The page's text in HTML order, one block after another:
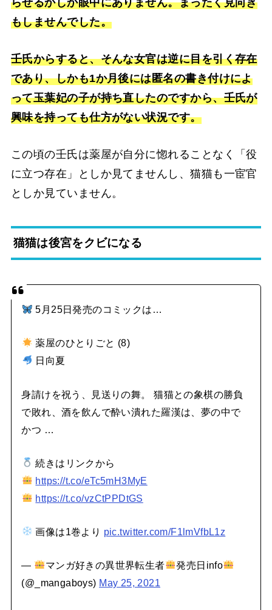
らせるかしか眼中にありません。まったく見向き
もしませんでした。
壬氏からすると、そんな女官は逆に目を引く存在
であり、しかも1か月後には匿名の書き付けによ
って玉葉妃の子が持ち直したのですから、壬氏が
興味を持っても仕方がない状況です。
この頃の壬氏は薬屋が自分に惚れることなく「役
に立つ存在」としか見てませんし、猫猫も一宦官
としか見ていません。
猫猫は後宮をクビになる
5月25日発売のコミックは…
薬屋のひとりごと (8)
日向夏
身請けを祝う、見送りの舞。 猫猫との象棋の勝負
で敗れ、酒を飲んで酔い潰れた羅漢は、夢の中で
かつ …
続きはリンクから
https://t.co/eTc5mH3MyE
https://t.co/vzCtPPDtGS
画像は1巻より pic.twitter.com/F1lmVfbL1z
— マンガ好きの異世界転生者
発売日info
(@_mangaboys) May 25, 2021